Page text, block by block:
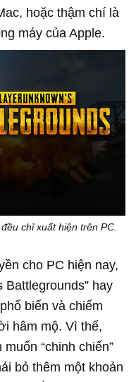
hoặc thậm chí là
máy của Apple.
chỉ xuất hiện trên PC.
cho PC hiện nay,
Battlegrounds” hay
biến và chiếm
hâm mộ. Vì thế,
“chinh chiến”
bỏ thêm một khoản